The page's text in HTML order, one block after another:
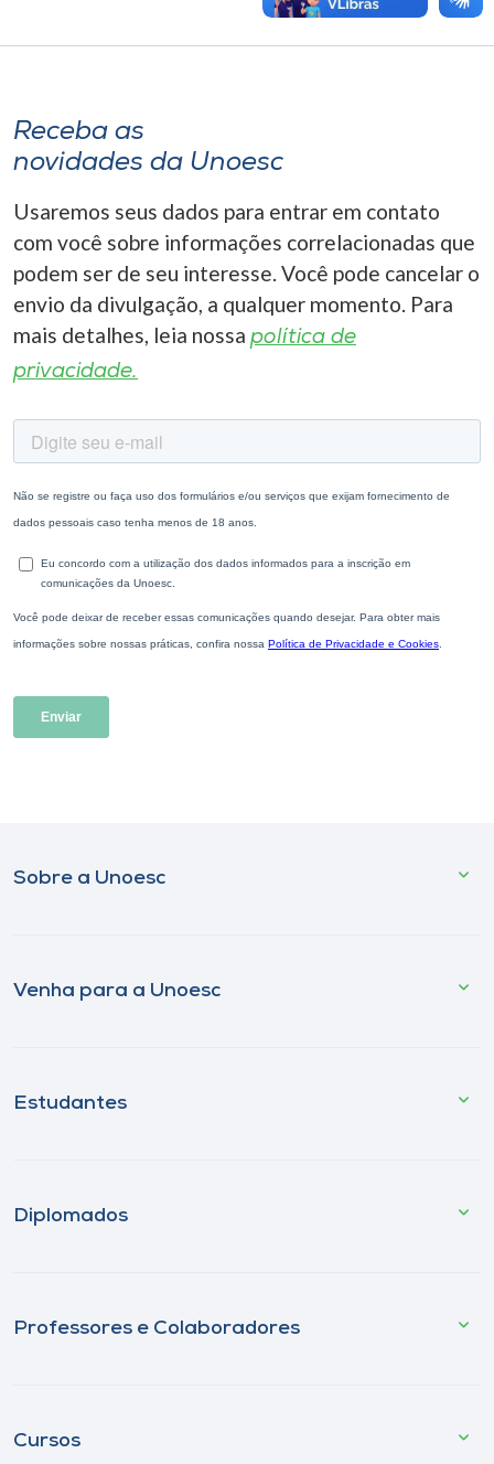
Receba as
novidades da Unoesc
Usaremos seus dados para entrar em contato
com você sobre informações correlacionadas que
podem ser de seu interesse. Você pode cancelar o
envio da divulgação, a qualquer momento. Para
mais detalhes, leia nossa política de
privacidade.
Sobre a Unoesc
Venha para a Unoesc
Estudantes
Diplomados
Professores e Colaboradores
Cursos